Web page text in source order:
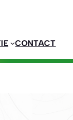
CONTACT